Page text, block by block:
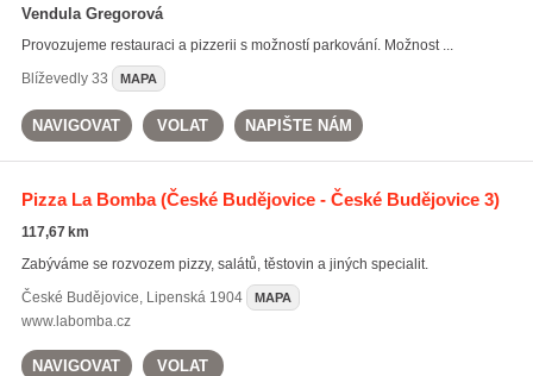
Vendula Gregorová
Provozujeme restauraci a pizzerii s možností parkování. Možnost ...
Blíževedly33 MAPA
NAVIGOVAT VOLAT NAPIŠTE NÁM
Pizza La Bomba(České Budějovice - České Budějovice 3)
117,67 km
Zabýváme se rozvozem pizzy, salátů, těstovin a jiných specialit.
České Budějovice, Lipenská 1904 MAPA
www.labomba.cz
NAVIGOVAT VOLAT